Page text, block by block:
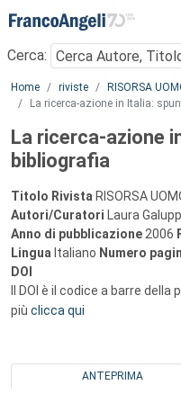
Menu
Cerca:
Main content
Home riviste RISORSA
La ricerca-azione in Italia:
La ricerca-azione
bibliografia
Titolo Rivista RISORSA
Autori/Curatori Laura
Anno di pubblicazione 2006
Lingua Italiano Numero
DOI
Il DOI è il codice a barre
più clicca qui
ANTEPRIMA